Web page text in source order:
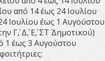
από 14 έως 24 Ιουλίου
Ιουλίου έως 1 Αυγούστου
Δ΄, Ε΄, ΣΤ΄ Δημοτικού)
1 έως 3 Αυγούστου